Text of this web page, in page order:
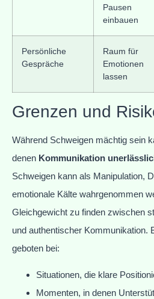
Pausen
einbauen
Persönliche
Gespräche
Raum für
Emotionen
lassen
Grenzen und
Während Schweigen mächtig sein
denen Kommunikation
Schweigen kann als Manipulation,
emotionale Kälte wahrgenommen
Gleichgewicht zu finden zwischen
und authentischer Kommunikation.
geboten bei:
Situationen, die klare
Momenten, in denen